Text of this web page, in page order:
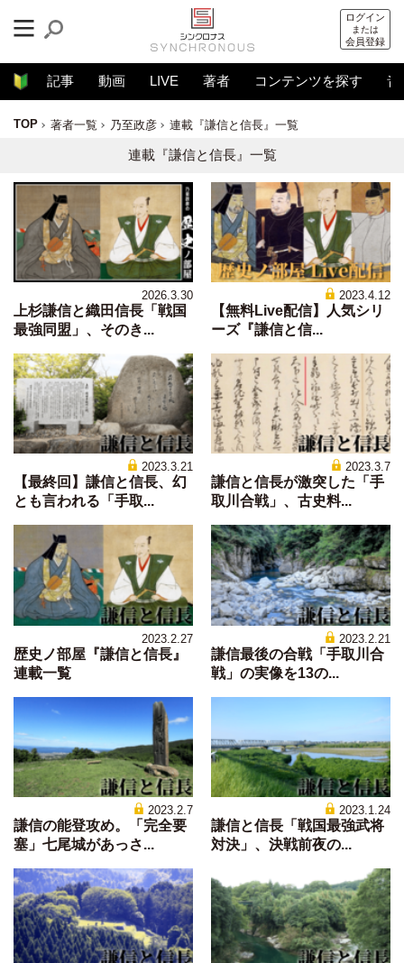
ログイン
または
会員登録
記事 動画 LIVE 著者 コンテンツを探す 音
TOP 著者一覧 乃至政彦 連載『謙信と信長』一覧
連載『謙信と信長』一覧
2026.3.30
上杉謙信と織田信長「戦国
最強同盟」、そのき...
2023.4.12
【無料Live配信】人気シリ
ーズ『謙信と信...
2023.3.21
【最終回】謙信と信長、幻
とも言われる「手取...
2023.3.7
謙信と信長が激突した「手
取川合戦」、古史料...
2023.2.27
歴史ノ部屋『謙信と信長』
連載一覧
2023.2.21
謙信最後の合戦「手取川合
戦」の実像を13の...
2023.2.7
謙信の能登攻め。「完全要
塞」七尾城があっさ...
2023.1.24
謙信と信長「戦国最強武将
対決」、決戦前夜の...